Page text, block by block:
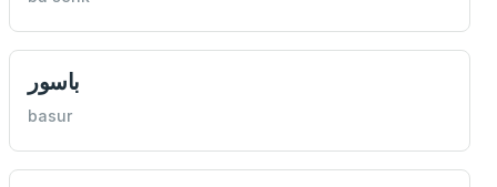
باسور
basur